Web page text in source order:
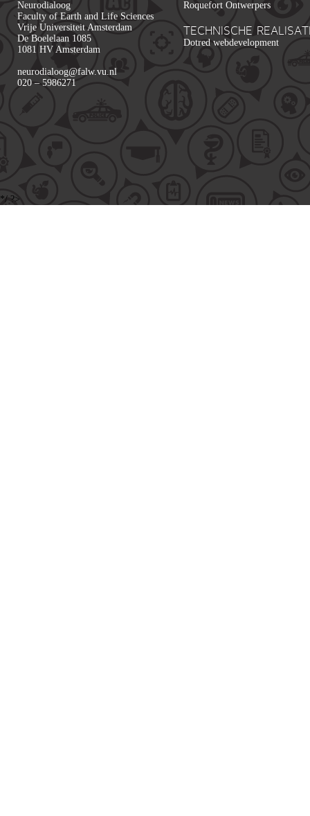
Neurodialoog
Faculty of Earth and Life Sciences
Vrije Universiteit Amsterdam
De Boelelaan 1085
1081 HV Amsterdam
neurodialoog@falw.vu.nl
020 – 5986271
Roquefort Ontwerpers
TECHNISCHE
Dotred webdevelopment
*/ ?>